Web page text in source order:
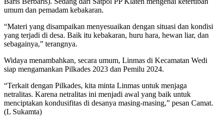
umum dan pemadam kebakaran.
“Materi yang disampaikan menyesuaikan dengan situasi dan kondisi
yang terjadi di desa. Baik itu kebakaran, huru hara, hewan liar, dan
sebagainya,” terangnya.
Widaya menambahkan, secara umum, Linmas di Kecamatan Wedi
siap mengamankan Pilkades 2023 dan Pemilu 2024.
“Terkait dengan Pilkades, kita minta Linmas untuk menjaga
netralitas. Karena netralitas ini menjadi awal yang baik untuk
menciptakan kondusifitas di desanya masing-masing,” pesan Camat.
(L Sukamta)